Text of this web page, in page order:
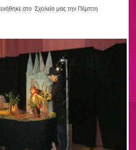
στο Σχολείο μας την Πέμπτη